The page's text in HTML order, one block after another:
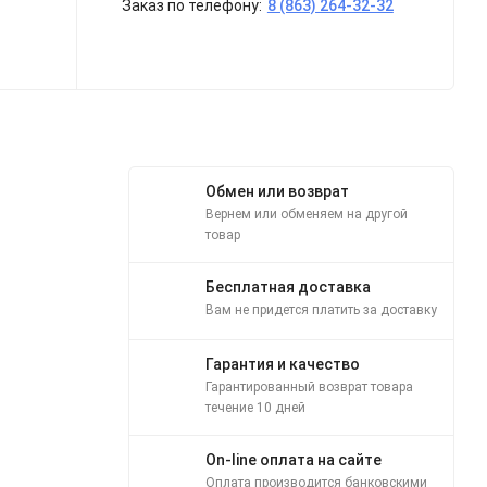
Заказ по телефону: 8 (863) 264-32-32
Обмен или возврат
Вернем или обменяем на другой
товар
Бесплатная доставка
Вам не придется платить за доставку
Гарантия и качество
Гарантированный возврат товара
течение 10 дней
On-line оплата на сайте
Оплата производится банковскими